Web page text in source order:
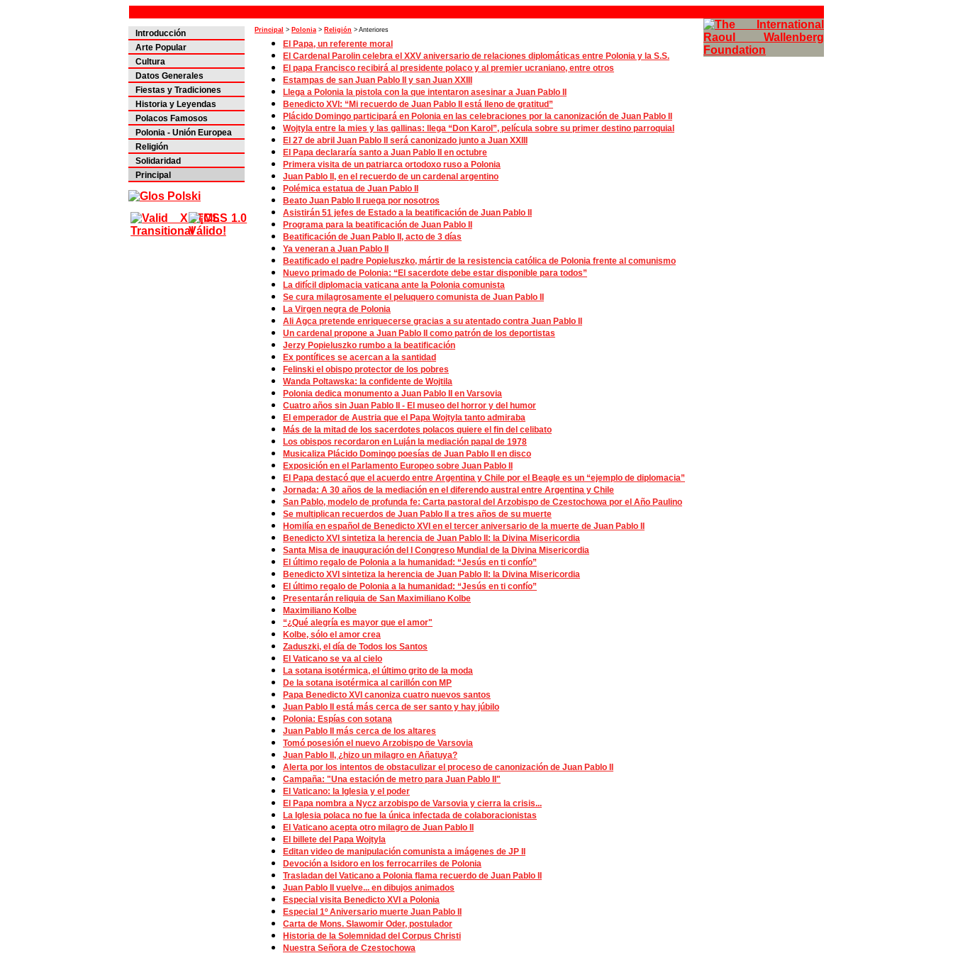
Introducción
Arte Popular
Cultura
Datos Generales
Fiestas y Tradiciones
Historia y Leyendas
Polacos Famosos
Polonia - Unión Europea
Religión
Solidaridad
Principal
Principal > Polonia > Religión > Anteriores
El Papa, un referente moral
El Cardenal Parolin celebra el XXV aniversario de relaciones diplomáticas entre Polonia y la S.S.
El papa Francisco recibirá al presidente polaco y al premier ucraniano, entre otros
Estampas de san Juan Pablo II y san Juan XXIII
Llega a Polonia la pistola con la que intentaron asesinar a Juan Pablo II
Benedicto XVI: “Mi recuerdo de Juan Pablo II está lleno de gratitud”
Plácido Domingo participará en Polonia en las celebraciones por la canonización de Juan Pablo II
Wojtyla entre la mies y las gallinas: llega “Don Karol”, película sobre su primer destino parroquial
El 27 de abril Juan Pablo II será canonizado junto a Juan XXIII
El Papa declararía santo a Juan Pablo II en octubre
Primera visita de un patriarca ortodoxo ruso a Polonia
Juan Pablo II, en el recuerdo de un cardenal argentino
Polémica estatua de Juan Pablo II
Beato Juan Pablo II ruega por nosotros
Asistirán 51 jefes de Estado a la beatificación de Juan Pablo II
Programa para la beatificación de Juan Pablo II
Beatificación de Juan Pablo II, acto de 3 días
Ya veneran a Juan Pablo II
Beatificado el padre Popieluszko, mártir de la resistencia católica de Polonia frente al comunismo
Nuevo primado de Polonia: “El sacerdote debe estar disponible para todos”
La difícil diplomacia vaticana ante la Polonia comunista
Se cura milagrosamente el peluquero comunista de Juan Pablo II
La Virgen negra de Polonia
Ali Agca pretende enriquecerse gracias a su atentado contra Juan Pablo II
Un cardenal propone a Juan Pablo II como patrón de los deportistas
Jerzy Popieluszko rumbo a la beatificación
Ex pontífices se acercan a la santidad
Felinski el obispo protector de los pobres
Wanda Poltawska: la confidente de Wojtila
Polonia dedica monumento a Juan Pablo II en Varsovia
Cuatro años sin Juan Pablo II - El museo del horror y del humor
El emperador de Austria que el Papa Wojtyla tanto admiraba
Más de la mitad de los sacerdotes polacos quiere el fin del celibato
Los obispos recordaron en Luján la mediación papal de 1978
Musicaliza Plácido Domingo poesías de Juan Pablo II en disco
Exposición en el Parlamento Europeo sobre Juan Pablo II
El Papa destacó que el acuerdo entre Argentina y Chile por el Beagle es un “ejemplo de diplomacia”
Jornada: A 30 años de la mediación en el diferendo austral entre Argentina y Chile
San Pablo, modelo de profunda fe: Carta pastoral del Arzobispo de Czestochowa por el Año Paulino
Se multiplican recuerdos de Juan Pablo II a tres años de su muerte
Homilía en español de Benedicto XVI en el tercer aniversario de la muerte de Juan Pablo II
Benedicto XVI sintetiza la herencia de Juan Pablo II: la Divina Misericordia
Santa Misa de inauguración del I Congreso Mundial de la Divina Misericordia
El último regalo de Polonia a la humanidad: “Jesús en ti confío”
Benedicto XVI sintetiza la herencia de Juan Pablo II: la Divina Misericordia
El último regalo de Polonia a la humanidad: “Jesús en ti confío”
Presentarán reliquia de San Maximiliano Kolbe
Maximiliano Kolbe
“¿Qué alegría es mayor que el amor"
Kolbe, sólo el amor crea
Zaduszki, el día de Todos los Santos
El Vaticano se va al cielo
La sotana isotérmica, el último grito de la moda
De la sotana isotérmica al carillón con MP
Papa Benedicto XVI canoniza cuatro nuevos santos
Juan Pablo II está más cerca de ser santo y hay júbilo
Polonia: Espías con sotana
Juan Pablo II más cerca de los altares
Tomó posesión el nuevo Arzobispo de Varsovia
Juan Pablo II, ¿hizo un milagro en Añatuya?
Alerta por los intentos de obstaculizar el proceso de canonización de Juan Pablo II
Campaña: "Una estación de metro para Juan Pablo II"
El Vaticano: la Iglesia y el poder
El Papa nombra a Nycz arzobispo de Varsovia y cierra la crisis...
La Iglesia polaca no fue la única infectada de colaboracionistas
El Vaticano acepta otro milagro de Juan Pablo II
El billete del Papa Wojtyla
Editan video de manipulación comunista a imágenes de JP II
Devoción a Isidoro en los ferrocarriles de Polonia
Trasladan del Vaticano a Polonia flama recuerdo de Juan Pablo II
Juan Pablo II vuelve... en dibujos animados
Especial visita Benedicto XVI a Polonia
Especial 1º Aniversario muerte Juan Pablo II
Carta de Mons. Slawomir Oder, postulador
Historia de la Solemnidad del Corpus Christi
Nuestra Señora de Czestochowa